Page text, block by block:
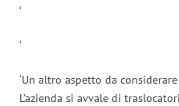
‘
‘
‘Un altro aspetto da
L’azienda si avvale di